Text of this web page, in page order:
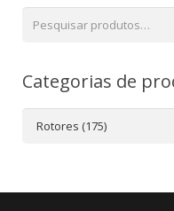
Categorias de